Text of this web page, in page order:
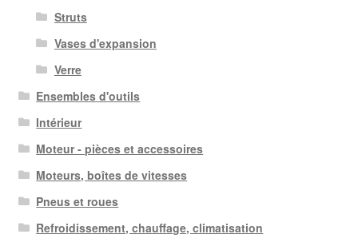
Struts
Vases d'expansion
Verre
Ensembles d'outils
Intérieur
Moteur - pièces et accessoires
Moteurs, boîtes de vitesses
Pneus et roues
Refroidissement, chauffage, climatisation